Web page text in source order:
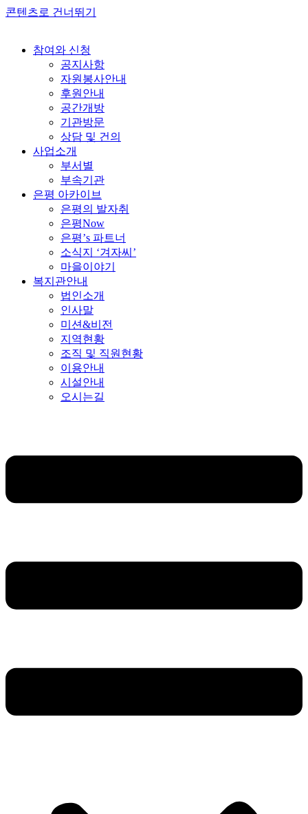
콘텐츠로 건너뛰기
참여와 신청
공지사항
자원봉사안내
후원안내
공간개방
기관방문
상담 및 건의
사업소개
부서별
부속기관
은평 아카이브
은평의 발자취
은평Now
은평’s 파트너
소식지 ‘겨자씨’
마을이야기
복지관안내
법인소개
인사말
미션&비전
지역현황
조직 및 직원현황
이용안내
시설안내
오시는길